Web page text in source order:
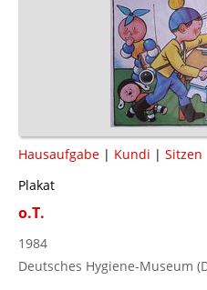
Hausaufgabe | Kundi | Sitzen
Plakat
o.T.
1984
Deutsches Hygiene-Museum